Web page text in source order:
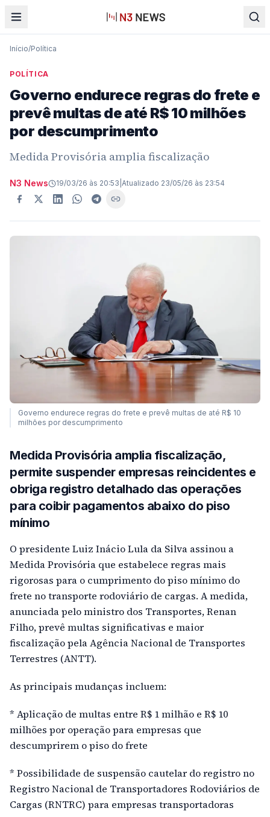
Início/Política
POLÍTICA
Governo endurece regras do frete e
prevê multas de até R$ 10 milhões
por descumprimento
Medida Provisória amplia fiscalização
N3 News 19/03/26 às 20:53 Atualizado 23/05/26 às 23:54
Governo endurece regras do frete e prevê multas de até R$ 10
milhões por descumprimento
Medida Provisória amplia fiscalização,
permite suspender empresas reincidentes e
obriga registro detalhado das operações
para coibir pagamentos abaixo do piso
mínimo
O presidente Luiz Inácio Lula da Silva assinou a
Medida Provisória que estabelece regras mais
rigorosas para o cumprimento do piso mínimo do
frete no transporte rodoviário de cargas. A medida,
anunciada pelo ministro dos Transportes, Renan
Filho, prevê multas significativas e maior
fiscalização pela Agência Nacional de Transportes
Terrestres (ANTT).
As principais mudanças incluem:
* Aplicação de multas entre R$ 1 milhão e R$ 10
milhões por operação para empresas que
descumprirem o piso do frete
* Possibilidade de suspensão cautelar do registro no
Registro Nacional de Transportadores Rodoviários de
Cargas (RNTRC) para empresas transportadoras